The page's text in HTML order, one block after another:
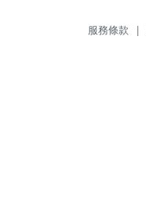
服務條款 |